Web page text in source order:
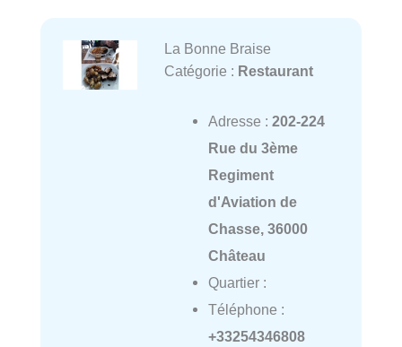
La Bonne Braise
Catégorie : Restaurant
Adresse : 202-224
Rue du 3ème
Regiment
d'Aviation de
Chasse, 36000
Château
Quartier :
Téléphone :
+33254346808